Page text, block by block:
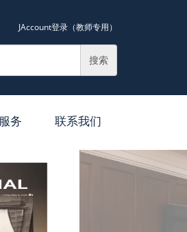
JAccount登录（教师专用）
搜索
务 联系我们